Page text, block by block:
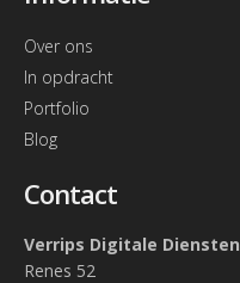
Over ons
In opdracht
Portfolio
Blog
Contact
Verrips Digitale Diensten
Renes 52